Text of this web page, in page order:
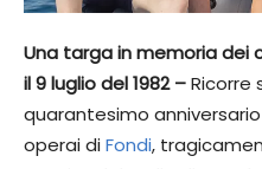
Una targa in memoria dei
il 9 luglio del 1982 –Ricorre
quarantesimo
operai diFondi,